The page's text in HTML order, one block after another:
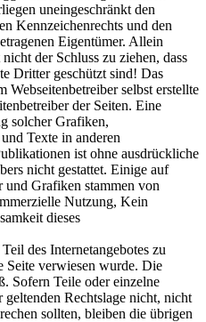
uneingeschränkt den
Kennzeichenrechts und den
Eigentümer. Allein
der Schluss zu ziehen, dass
Dritter geschützt sind! Das
selbst erstellte
der Seiten. Eine
solcher Grafiken,
Texte in anderen
ist ohne ausdrückliche
nicht gestattet. Einige auf
und Grafiken stammen von
Nutzung, Kein
dieses
des Internetangebotes zu
Seite verwiesen wurde. Die
Sofern Teile oder einzelne
geltenden Rechtslage nicht, nicht
sollten, bleiben die übrigen